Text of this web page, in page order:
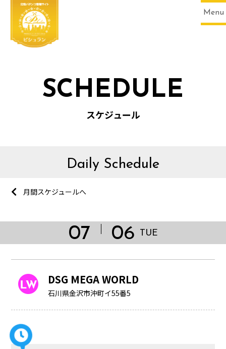
Menu
SCHEDULE
スケジュール
Daily Schedule
月間スケジュールへ
07 06 TUE
DSG MEGA WORLD
石川県金沢市沖町イ55番5